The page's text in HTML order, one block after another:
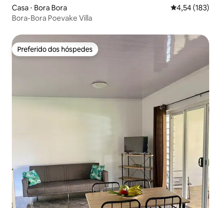
Casa ⋅ Bora Bora 4,54 de uma
4,54 (183)
Bora-Bora Poevake Villa
Preferido dos hóspedes
Preferido dos hóspedes